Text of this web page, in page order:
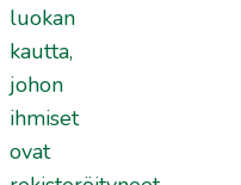
luokan
kautta,
johon
ihmiset
ovat